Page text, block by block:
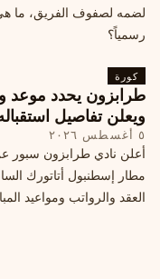
لضمه لصفوف الفريق، ما
رسمياً؟
كورة
طرابزون يحدد
ويعلن تفاصيل
٥ أغسطس ٢٠٢٦
أعلن نادي طرابزون
مطار إسطنبول أتاتورك
العقد والرواتب ومواعيد